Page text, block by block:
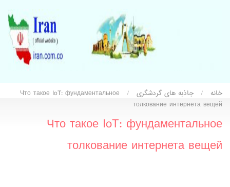
خانه / جاذبه های گردشگری /
Что такое IoT: фундаментальное
толкование интернета вещей
Что такое IoT: фундаментальное
толкование интернета вещей